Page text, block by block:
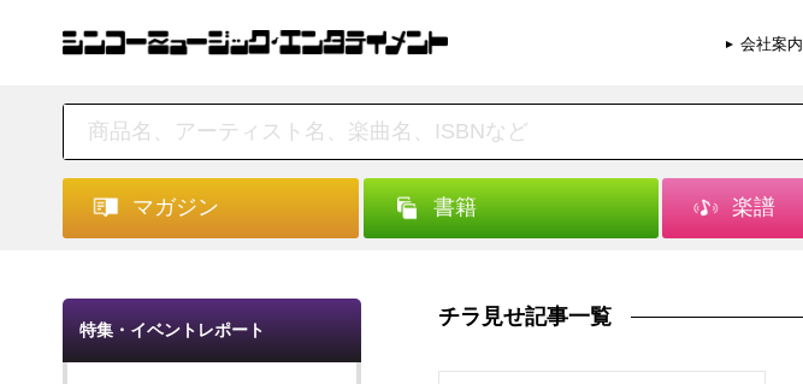
会社案内
マガジン 書籍 楽譜
チラ見せ記事一覧
特集・イベントレポート